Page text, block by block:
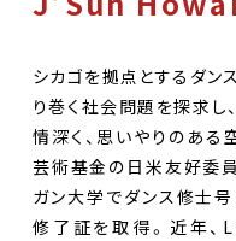
シカゴを拠点とするダン
り巻く社会問題を探求し
情深く、思いやりのある
芸術基金の日米友好委員
ガン大学でダンス修士
修了証を取得。近年